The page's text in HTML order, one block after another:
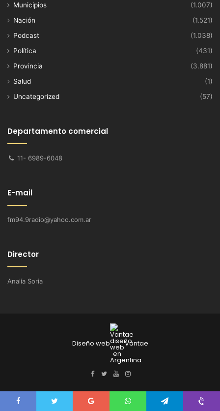
Municipios
(1.007)
Nación
(1.521)
Podcast
(1.038)
Política
(431)
Provincia
(3.881)
Salud
(1)
Uncategorized
(57)
Departamento comercial
11- 6989-6048
E-mail
fm94.9radio@yahoo.com.ar
Director
Analía Soria
Diseño web Vantae